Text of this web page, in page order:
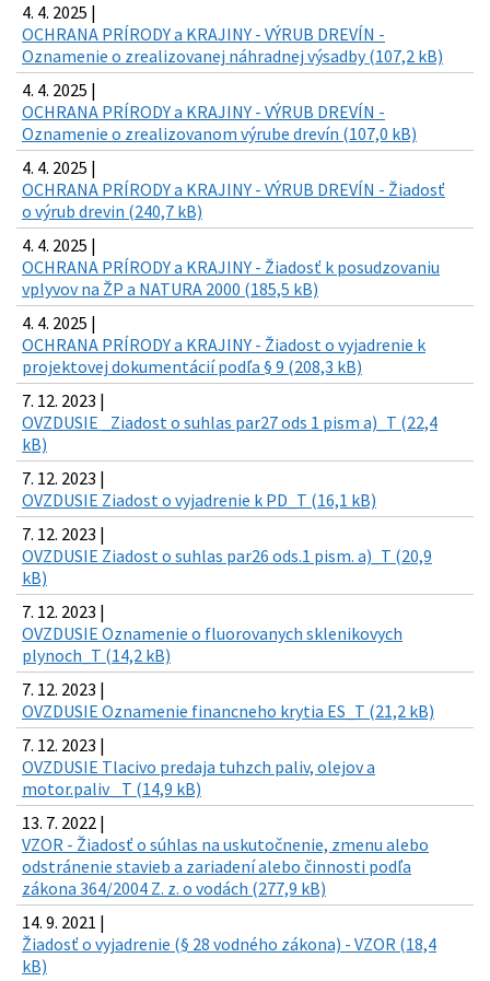
4. 4. 2025 |
OCHRANA PRÍRODY a KRAJINY - VÝRUB DREVÍN -
Oznamenie o zrealizovanej náhradnej výsadby (107,2 kB)
4. 4. 2025 |
OCHRANA PRÍRODY a KRAJINY - VÝRUB DREVÍN -
Oznamenie o zrealizovanom výrube drevín (107,0 kB)
4. 4. 2025 |
OCHRANA PRÍRODY a KRAJINY - VÝRUB DREVÍN - Žiadosť
o výrub drevin (240,7 kB)
4. 4. 2025 |
OCHRANA PRÍRODY a KRAJINY - Žiadosť k posudzovaniu
vplyvov na ŽP a NATURA 2000 (185,5 kB)
4. 4. 2025 |
OCHRANA PRÍRODY a KRAJINY - Žiadost o vyjadrenie k
projektovej dokumentácií podľa § 9 (208,3 kB)
7. 12. 2023 |
OVZDUSIE _Ziadost o suhlas par27 ods 1 pism a)_T (22,4
kB)
7. 12. 2023 |
OVZDUSIE Ziadost o vyjadrenie k PD_T (16,1 kB)
7. 12. 2023 |
OVZDUSIE Ziadost o suhlas par26 ods.1 pism. a)_T (20,9
kB)
7. 12. 2023 |
OVZDUSIE Oznamenie o fluorovanych sklenikovych
plynoch_T (14,2 kB)
7. 12. 2023 |
OVZDUSIE Oznamenie financneho krytia ES_T (21,2 kB)
7. 12. 2023 |
OVZDUSIE Tlacivo predaja tuhzch paliv, olejov a
motor.paliv _T (14,9 kB)
13. 7. 2022 |
VZOR - Žiadosť o súhlas na uskutočnenie, zmenu alebo
odstránenie stavieb a zariadení alebo činnosti podľa
zákona 364/2004 Z. z. o vodách (277,9 kB)
14. 9. 2021 |
Žiadosť o vyjadrenie (§ 28 vodného zákona) - VZOR (18,4
kB)